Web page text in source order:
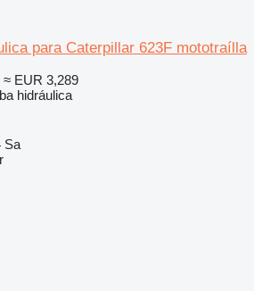
para Caterpillar 623F mototraílla
≈ EUR 3,289
hidráulica
Sa